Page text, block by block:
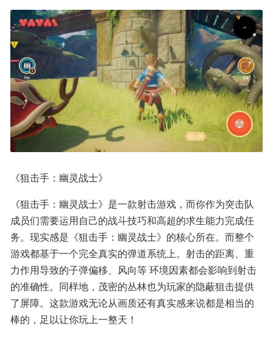
《狙击手：幽灵战士》
《狙击手：幽灵战士》是一款射击游戏，而你作为突击队
成员们需要运用自己的战斗技巧和高超的求生能力完成任
务。现实感是《狙击手：幽灵战士》的核心所在。而整个
游戏都基于一个完全真实的弹道系统上。射击的距离、重
力作用导致的子弹偏移、风向等 环境因素都会影响到射击
的准确性。同样地，茂密的丛林也为玩家的隐蔽狙击提供
了屏障。这款游戏无论从画质还有真实感来说都是相当的
棒的，足以让你玩上一整天！